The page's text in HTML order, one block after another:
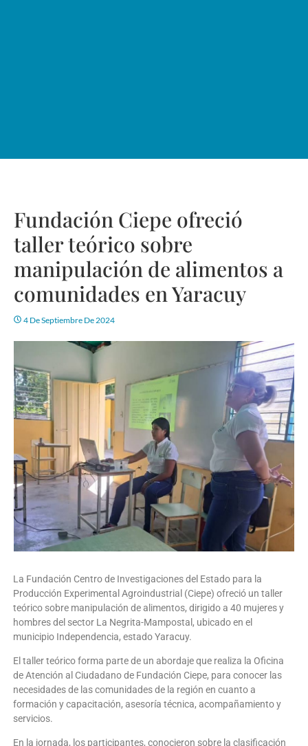
Fundación Ciepe ofreció
taller teórico sobre
manipulación de alimentos a
comunidades en Yaracuy
4 De Septiembre De 2024
La Fundación Centro de Investigaciones del Estado para la
Producción Experimental Agroindustrial (Ciepe) ofreció un taller
teórico sobre manipulación de alimentos, dirigido a 40 mujeres y
hombres del sector La Negrita-Mampostal, ubicado en el
municipio Independencia, estado Yaracuy.
El taller teórico forma parte de un abordaje que realiza la Oficina
de Atención al Ciudadano de Fundación Ciepe, para conocer las
necesidades de las comunidades de la región en cuanto a
formación y capacitación, asesoría técnica, acompañamiento y
servicios.
En la jornada, los participantes, conocieron sobre la clasificación